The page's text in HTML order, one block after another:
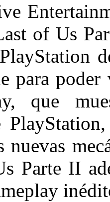
of Us
para
que
nuevas
Parte II